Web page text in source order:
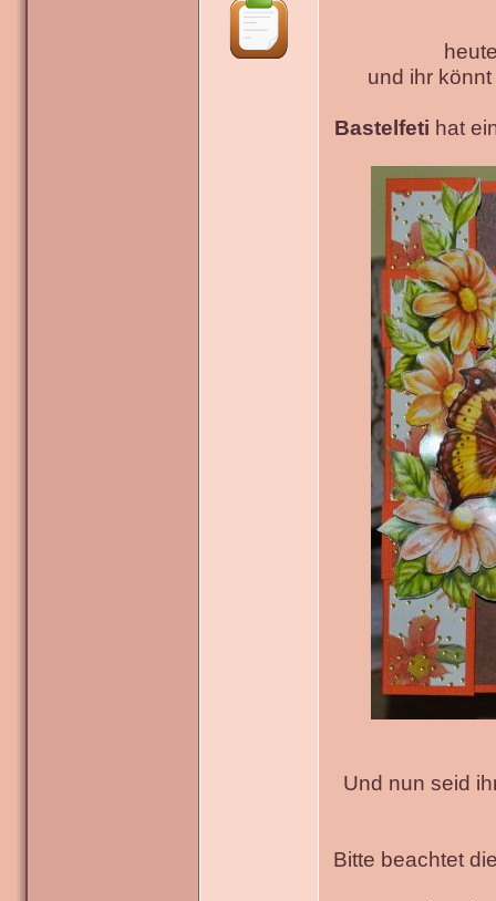
und ihr
Bastelfeti hat
Und nun seid
Bitte beachtet